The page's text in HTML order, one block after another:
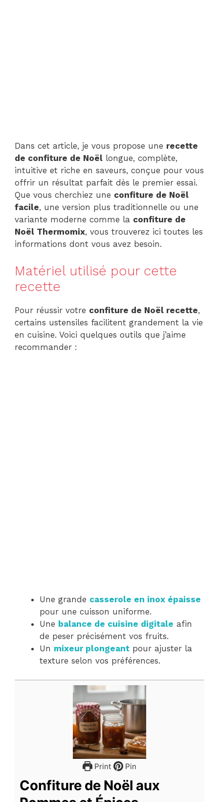
Dans cet article, je vous propose une recette
de confiture de Noël longue, complète,
intuitive et riche en saveurs, conçue pour vous
offrir un résultat parfait dès le premier essai.
Que vous cherchiez une confiture de Noël
facile, une version plus traditionnelle ou une
variante moderne comme la confiture de
Noël Thermomix, vous trouverez ici toutes les
informations dont vous avez besoin.
Matériel utilisé pour cette
recette
Pour réussir votre confiture de Noël recette,
certains ustensiles facilitent grandement la vie
en cuisine. Voici quelques outils que j’aime
recommander :
Une grande casserole en inox épaisse
pour une cuisson uniforme.
Une balance de cuisine digitale afin
de peser précisément vos fruits.
Un mixeur plongeant pour ajuster la
texture selon vos préférences.
Print Pin
Confiture de Noël aux